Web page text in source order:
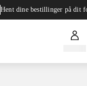
Hent dine bestillinger på dit